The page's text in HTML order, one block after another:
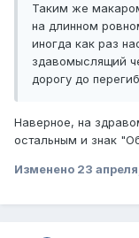
Таким же
на длинном
иногда как раз
здавомыслящий
дорогу до
Наверное, на
остальным и знак
Изменено 23